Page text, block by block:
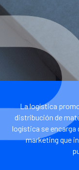
La logística
distribución de
logística se encarga
marketing que